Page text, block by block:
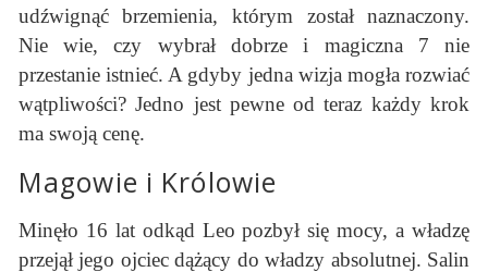
udźwignąć brzemienia, którym został naznaczony.
Nie wie, czy wybrał dobrze i magiczna 7 nie
przestanie istnieć. A gdyby jedna wizja mogła rozwiać
wątpliwości? Jedno jest pewne od teraz każdy krok
ma swoją cenę.
Magowie i Królowie
Minęło 16 lat odkąd Leo pozbył się mocy, a władzę
przejął jego ojciec dążący do władzy absolutnej. Salin